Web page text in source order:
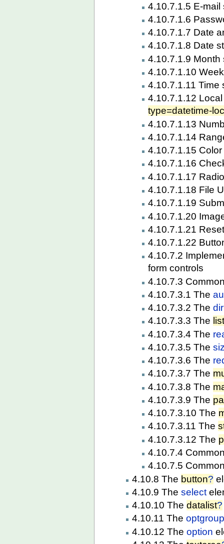
4.10.7.1.5 E-mail
4.10.7.1.6
4.10.7.1.7 Date
4.10.7.1.8 Date
4.10.7.1.9 Month
4.10.7.1.10
4.10.7.1.11 Time
4.10.7.1.12
type=datetime-
4.10.7.1.13
4.10.7.1.14
4.10.7.1.15
4.10.7.1.16
4.10.7.1.17
4.10.7.1.18 File
4.10.7.1.19
4.10.7.1.20
4.10.7.1.21
4.10.7.1.22
4.10.7.2
form controls
4.10.7.3
4.10.7.3.1 The
4.10.7.3.2 The
4.10.7.3.3 The
4.10.7.3.4 The
4.10.7.3.5 The
4.10.7.3.6 The
4.10.7.3.7 The
4.10.7.3.8 The
4.10.7.3.9 The
4.10.7.3.10 The
4.10.7.3.11 The
4.10.7.3.12 The
4.10.7.4
4.10.7.5
4.10.8 The button?
4.10.9 Theselect
4.10.10 Thedatalist?
4.10.11 The
4.10.12 Theoption